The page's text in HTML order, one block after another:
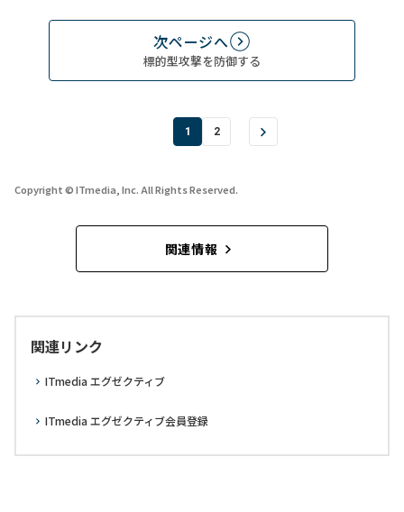
次ページへ
標的型攻撃を防御する
1 2
Copyright © ITmedia, Inc. All Rights Reserved.
関連情報
関連リンク
ITmedia エグゼクティブ
ITmedia エグゼクティブ会員登録